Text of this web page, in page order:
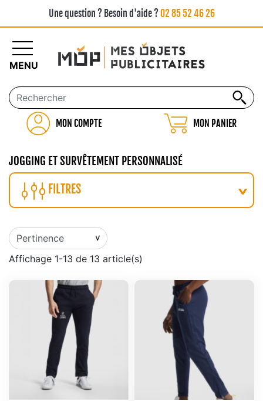
Une question ? Besoin d'aide ?02 85 52 46 26
MON COMPTE MON PANIER
MENU
JOGGING ET SURVÊTEMENT PERSONNALISÉ
FILTRES
Affichage 1-13 de 13 article(s)